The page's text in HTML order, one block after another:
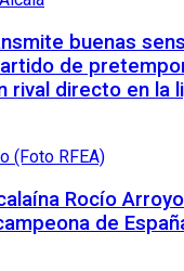
buenas
de
rival directo en la
Rocío
de